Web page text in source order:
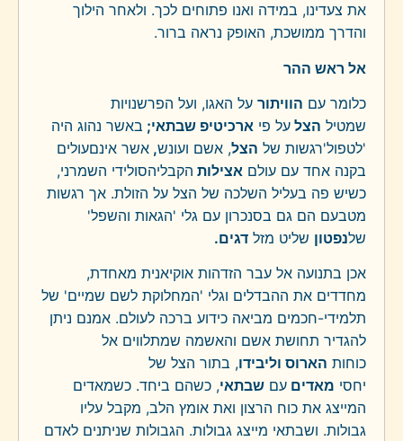
את צעדינו, במידה ואנו פתוחים לכך. ולאחר הילוך
והדרך ממושכת, האופק נראה ברור.
אל ראש ההר
כלומר עם הוויתור על האגו, ועל הפרשנויות
שמטיל הצל על פי ארכיטיפ שבתאי; באשר נהוג היה
'לטפול'רגשות של הצל, אשם ועונש, אשר אינםעולים
בקנה אחד עם עולם אצילות הקבליהסולידי השמרני,
כשיש פה בעליל השלכה של הצל על הזולת. אך רגשות
מטבעם הם גם בסנכרון עם גלי 'הגאות והשפל'
שלנפטון שליט מזל דגים.
אכן בתנועה אל עבר הזדהות אוקיאנית מאחדת,
מחדדים את ההבדלים וגלי 'המחלוקת לשם שמיים' של
תלמידי-חכמים מביאה כידוע ברכה לעולם. אמנם ניתן
להגדיר תחושת אשם והאשמה שמתלווים אל
כוחות הארוס וליבידו, בתור הצל של
יחסי מאדים עם שבתאי, כשהם ביחד. כשמאדים
המייצג את כוח הרצון ואת אומץ הלב, מקבל עליו
גבולות. ושבתאי מייצג גבולות. הגבולות שניתנים לאדם